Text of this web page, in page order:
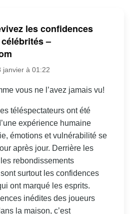
les confidences
–
janvier à 01:22
vous ne l’avez jamais vu!
téléspectateurs ont été
expérience humaine
émotions et vulnérabilité se
après jour. Derrière les
rebondissements
surtout les confidences
ont marqué les esprits.
inédites des joueurs
la maison, c’est